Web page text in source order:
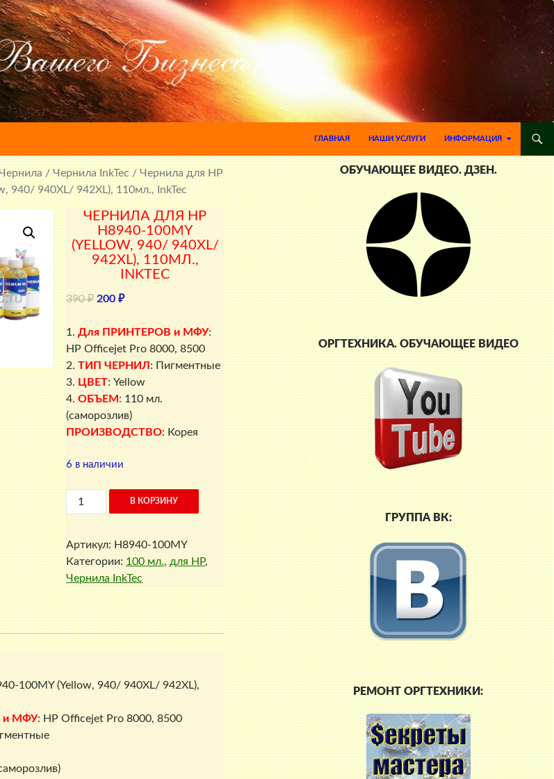
ГЛАВНАЯ
НАШИ УСЛУГИ ИНФОРМАЦИЯ
/Чернила InkTec/ Чернила для HP
940/ 940XL/ 942XL), 110мл., InkTec
ЧЕРНИЛА ДЛЯ HP
H8940-100MY
(YELLOW, 940/ 940XL/
942XL), 110МЛ.,
INKTEC
390₽ Первоначальная
составляла
390 ₽.
200₽Текущая
200 ₽.
1.Для ПРИНТЕРОВ и МФУ:
HP Officejet Pro 8000, 8500
2.ТИП ЧЕРНИЛ : Пигментные
3. ЦВЕТ: Yellow
4. ОБЪЕМ : 110 мл.
(саморозлив)
ПРОИЗВОДСТВО: Корея
6 в наличии
Количество
товара
Чернила
для
HP
H8940-
100MY
(Yellow,
940/
940XL/
110мл.,
В КОРЗИНУ
Артикул: H8940-100MY
Категории: 100 мл.,для HP,
Чернила InkTec
100MY (Yellow, 940/ 940XL/ 942XL),
и МФУ: HP Officejet Pro 8000, 8500
ОБУЧАЮЩЕЕ ВИДЕО. ДЗЕН.
ОРГТЕХНИКА. ОБУЧАЮЩЕЕ ВИДЕО
ГРУППА ВК:
РЕМОНТ ОРГТЕХНИКИ: